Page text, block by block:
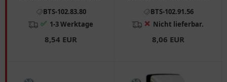
BTS-102.83.80
✅ 1-3 Werktage
8,54 EUR
BTS-102.91.56
❌ Nicht lieferbar.
8,06 EUR